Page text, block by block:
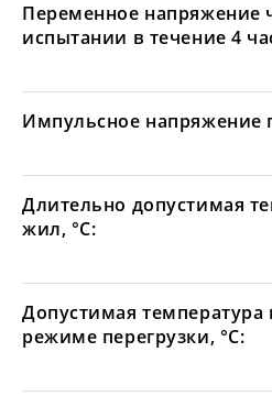
Переменное напряжение
испытании в течение 4
Импульсное напряжение
Длительно допустимая
жил, °С:
Допустимая температура
режиме перегрузки, °С: